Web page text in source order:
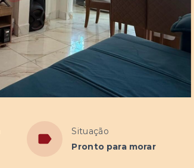
Situação
Pronto para morar